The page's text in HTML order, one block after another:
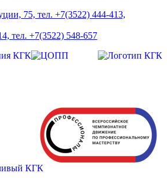
75, тел. +7(3522) 444-413,
тел. +7(3522) 548-657